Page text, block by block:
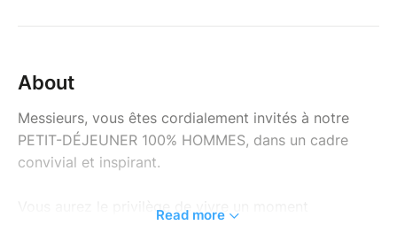
About
Messieurs, vous êtes cordialement invités à notre
PETIT-DÉJEUNER 100% HOMMES, dans un cadre
convivial et inspirant.
Vous aurez le privilège de vivre un moment
Read more